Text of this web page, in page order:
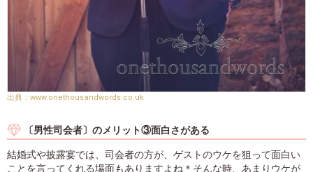
www.onethousandwords.co.uk
〔男性司会者〕のメリット③面白さがある
結婚式や披露宴では、司会者の方が、ゲストのウケを狙って面白い
ことを言ってくれる場面もありますよね＊そんな時、あまりウケが